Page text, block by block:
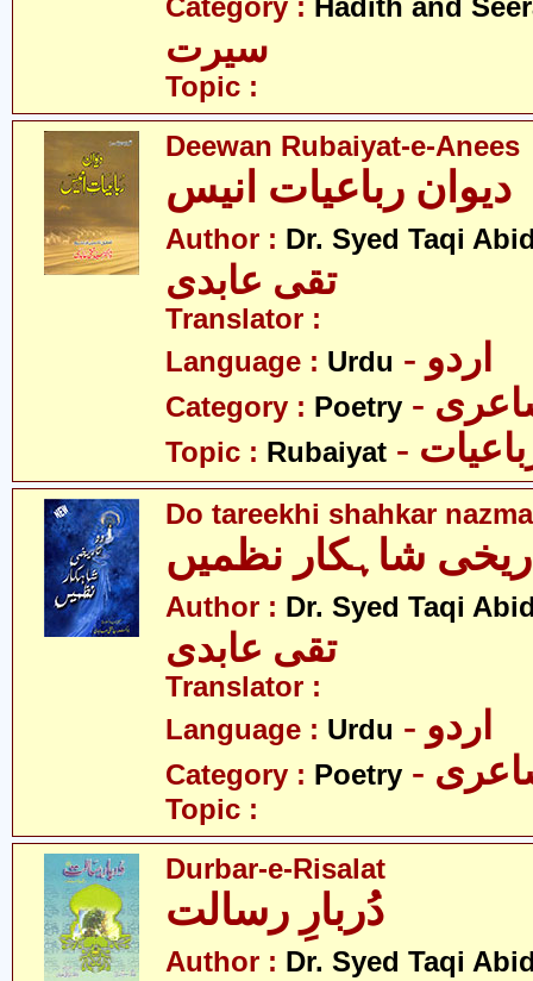
Category : Hadith and
سیرت
Topic :
Deewan Rubaiyat-e-Anees
دیوان رباعیات انیس
Author : Dr. Syed Taqi
تقی عابدی
Translator :
Language : Urdu - اردو
Category : Poetry
Topic : Rubaiyat
Do tareekhi shahkar
شاہکار نظمیں
Author : Dr. Syed Taqi
تقی عابدی
Translator :
Language : Urdu - اردو
Category : Poetry
Topic :
Durbar-e-Risalat
دُربارِ رسالت
Author : Dr. Syed Taqi